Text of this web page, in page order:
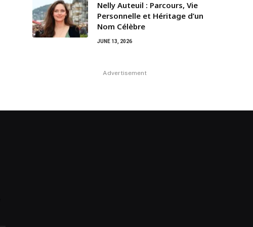
Nelly Auteuil : Parcours, Vie
Personnelle et Héritage d’un
Nom Célèbre
JUNE 13, 2026
Advertisement